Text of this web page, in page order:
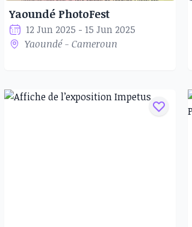
Yaoundé PhotoFest
12 Jun 2025 - 15 Jun 2025
Yaoundé - Cameroun